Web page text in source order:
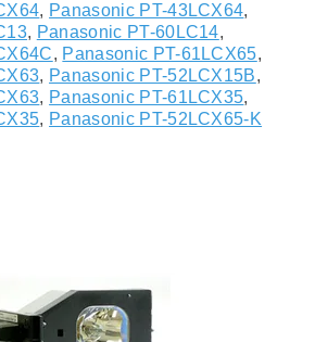
, Panasonic PT-43LCX64,
, Panasonic PT-60LC14,
, Panasonic PT-61LCX65,
, Panasonic PT-52LCX15B,
, Panasonic PT-61LCX35,
, Panasonic PT-52LCX65-K